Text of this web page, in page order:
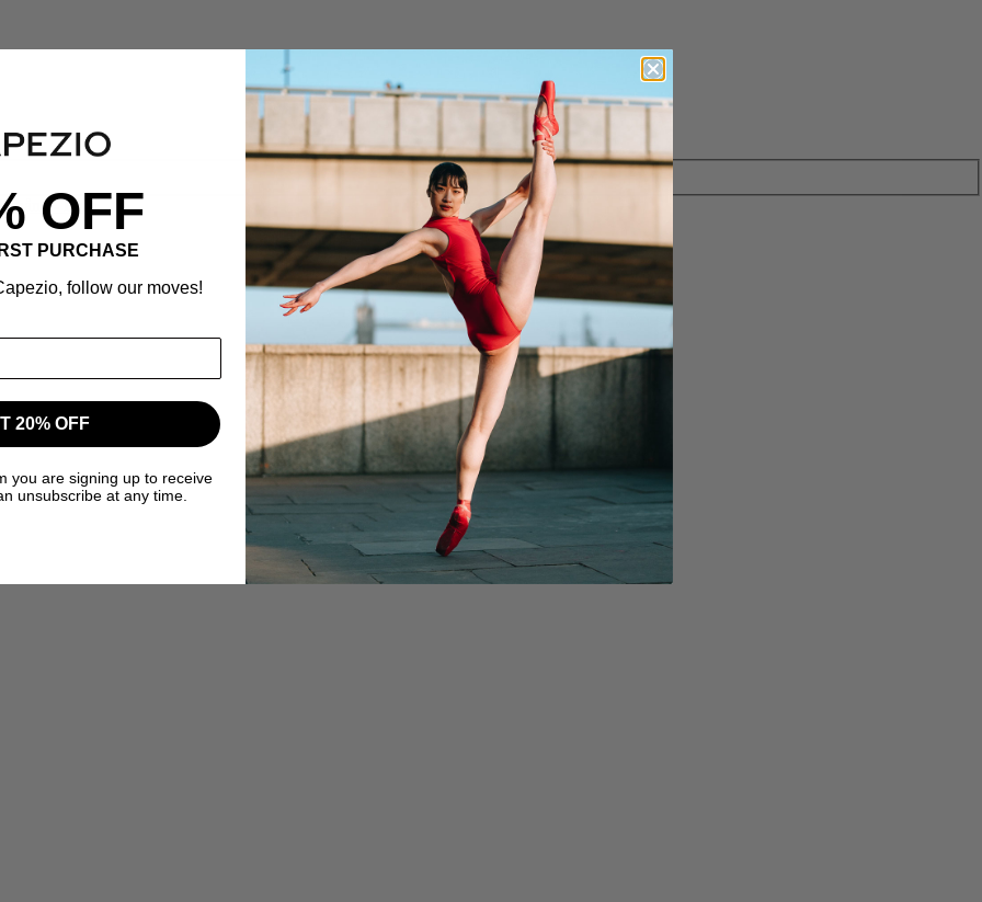
- Barn
OFF
PURCHASE
follow our moves!
20% OFF
you are signing up to receive
unsubscribe at any time.